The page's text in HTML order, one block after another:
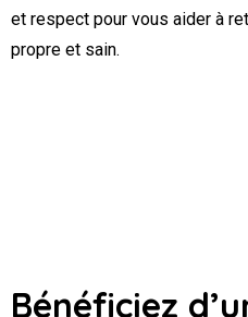
et respect pour vous aider à
propre et sain.
Bénéficiez